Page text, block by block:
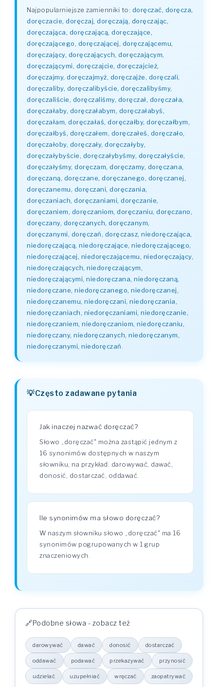
Najpopularniejsze zamienniki to: doręczać, doręcza,
doręczacie, doręczaj, doręczają, doręczając,
doręczająca, doręczającą, doręczające,
doręczającego, doręczającej, doręczającemu,
doręczający, doręczających, doręczającym,
doręczającymi, doręczajcie, doręczajcież,
doręczajmy, doręczajmyż, doręczajże, doręczali,
doręczaliby, doręczalibyście, doręczalibyśmy,
doręczaliście, doręczaliśmy, doręczał, doręczała,
doręczałaby, doręczałabym, doręczałabyś,
doręczałam, doręczałaś, doręczałby, doręczałbym,
doręczałbyś, doręczałem, doręczałeś, doręczało,
doręczałoby, doręczały, doręczałyby,
doręczałybyście, doręczałybyśmy, doręczałyście,
doręczałyśmy, doręczam, doręczamy, doręczana,
doręczaną, doręczane, doręczanego, doręczanej,
doręczanemu, doręczani, doręczania,
doręczaniach, doręczaniami, doręczanie,
doręczaniem, doręczaniom, doręczaniu, doręczano,
doręczany, doręczanych, doręczanym,
doręczanymi, doręczań, doręczasz, niedoręczająca,
niedoręczającą, niedoręczające, niedoręczającego,
niedoręczającej, niedoręczającemu, niedoręczający,
niedoręczających, niedoręczającym,
niedoręczającymi, niedoręczana, niedoręczaną,
niedoręczane, niedoręczanego, niedoręczanej,
niedoręczanemu, niedoręczani, niedoręczania,
niedoręczaniach, niedoręczaniami, niedoręczanie,
niedoręczaniem, niedoręczaniom, niedoręczaniu,
niedoręczany, niedoręczanych, niedoręczanym,
niedoręczanymi, niedoręczań
Często zadawane pytania
Jak inaczej nazwać doręczać?
Słowo „doręczać" można zastąpić jednym z
16 synonimów dostępnych w naszym
słowniku, na przykład: darowywać, dawać,
donosić, dostarczać, oddawać.
Ile synonimów ma słowo doręczać?
W naszym słowniku słowo „doręczać" ma 16
synonimów pogrupowanych w 1 grup
znaczeniowych.
Podobne słowa - zobacz też
darowywać dawać donosić dostarczać
oddawać podawać przekazywać przynosić
udzielać uzupełniać wręczać zaopatrywać